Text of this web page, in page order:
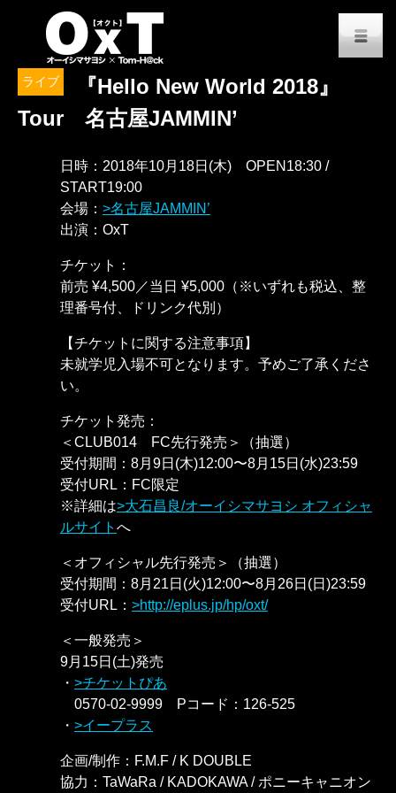
ライブ
『Hello New World 2018』
Tour 名古屋JAMMIN’
日時：2018年10月18日(木) OPEN18:30 /
START19:00
会場：
名古屋JAMMIN’
出演：OxT
チケット：
前売 ¥4,500／当日 ¥5,000（※いずれも税込、整
理番号付、ドリンク代別）
【チケットに関する注意事項】
未就学児入場不可となります。予めご了承くださ
い。
チケット発売：
＜CLUB014 FC先行発売＞（抽選）
受付期間：8月9日(木)12:00〜8月15日(水)23:59
受付URL：FC限定
※詳細は
大石昌良/オーイシマサヨシ オフィシャ
ルサイト へ
＜オフィシャル先行発売＞（抽選）
受付期間：8月21日(火)12:00〜8月26日(日)23:59
受付URL：
http://eplus.jp/hp/oxt/
＜一般発売＞
9月15日(土)発売
・
チケットぴあ
0570-02-9999 Pコード：126-525
・
イープラス
企画/制作：F.M.F / K DOUBLE
協力：TaWaRa / KADOKAWA / ポニーキャニオン